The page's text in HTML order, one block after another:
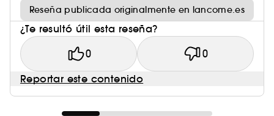
Reseña publicada originalmente en lancome.es
¿Te resultó útil esta reseña?
0 0
Reportar este contenido